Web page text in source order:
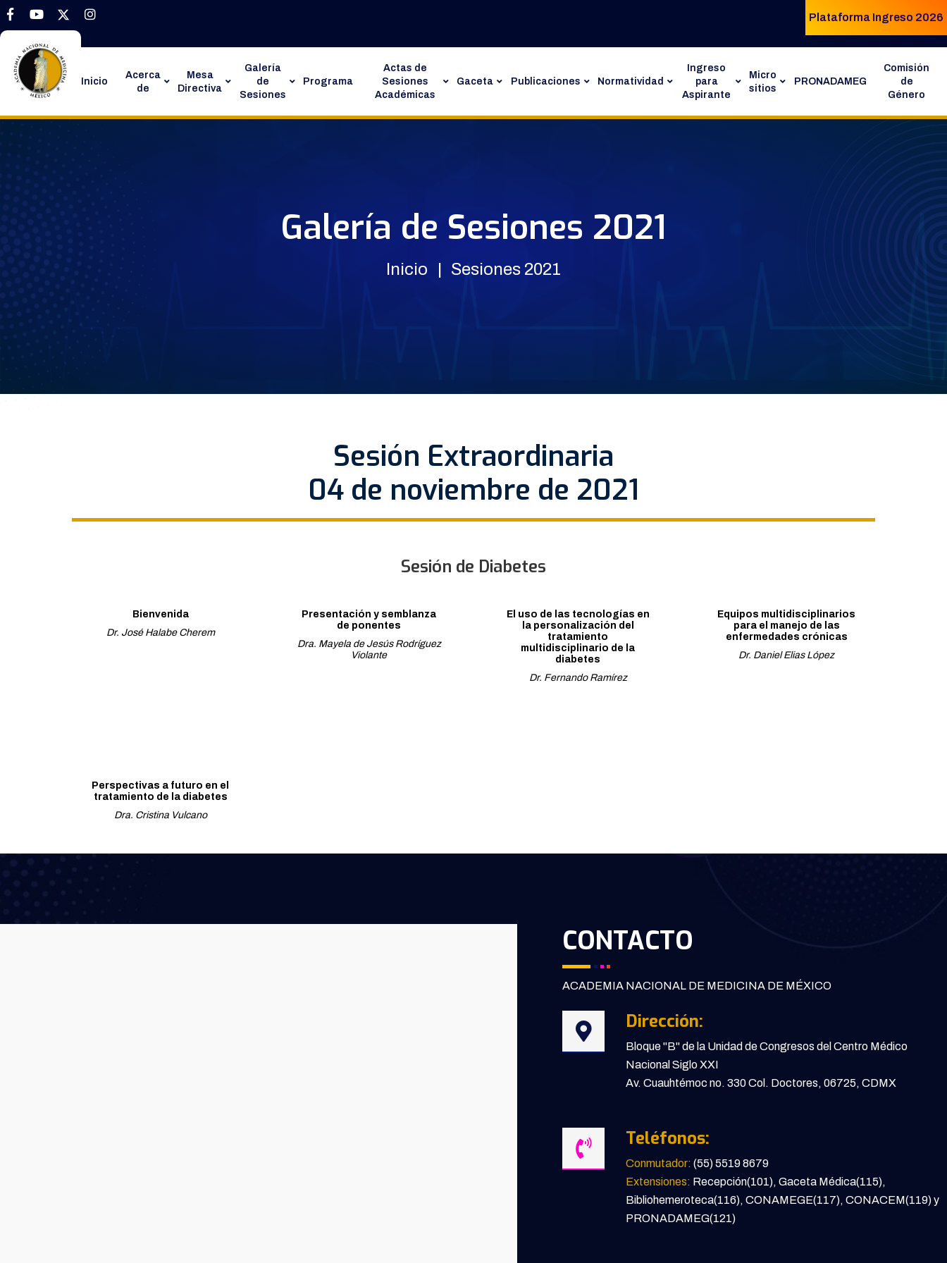
Plataforma Ingreso 2026
Inicio
Acerca
de
Mesa
Directiva
Galería
de
Sesiones
Programa
Actas de
Sesiones
Académicas
Gaceta Publicaciones Normatividad
Ingreso
para
Aspirante
Micro
sitios
PRONADAMEG
Comisión
de
Género
Galería de Sesiones 2021
Inicio Sesiones 2021
Sesión Extraordinaria
04 de noviembre de 2021
Sesión de Diabetes
Bienvenida
Dr. José Halabe Cherem
Presentación y semblanza
de ponentes
Dra. Mayela de Jesús Rodríguez
Violante
El uso de las tecnologías en
la personalización del
tratamiento
multidisciplinario de la
diabetes
Dr. Fernando Ramírez
Equipos multidisciplinarios
para el manejo de las
enfermedades crónicas
Dr. Daniel Elias López
Perspectivas a futuro en el
tratamiento de la diabetes
Dra. Cristina Vulcano
CONTACTO
ACADEMIA NACIONAL DE MEDICINA DE MÉXICO
Dirección:
Bloque "B" de la Unidad de Congresos del Centro Médico
Nacional Siglo XXI
Av. Cuauhtémoc no. 330 Col. Doctores, 06725, CDMX
Teléfonos:
Conmutador: (55) 5519 8679
Extensiones: Recepción(101), Gaceta Médica(115),
Bibliohemeroteca(116), CONAMEGE(117), CONACEM(119) y
PRONADAMEG(121)